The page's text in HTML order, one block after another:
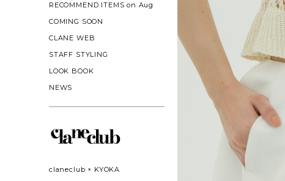
RECOMMEND ITEMS on Aug
COMING SOON
CLANE WEB
STAFF STYLING
LOOK BOOK
NEWS
claneclub × KYOKA